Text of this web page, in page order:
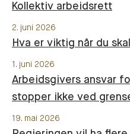
Kollektiv arbeidsrett
2. juni 2026
Hva er viktig når du
1. juni 2026
Arbeidsgivers ansvar
stopper ikke ved
19. mai 2026